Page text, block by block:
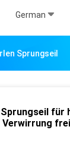
German
Sprungseil
für